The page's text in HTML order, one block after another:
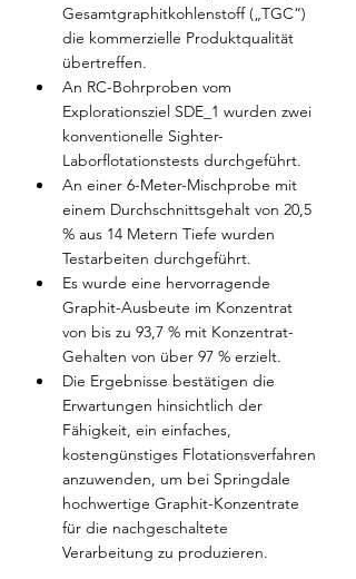
Gesamtgraphitkohlenstoff („TGC“)
die kommerzielle Produktqualität
übertreffen.
An RC-Bohrproben vom
Explorationsziel SDE_1 wurden zwei
konventionelle Sighter-
Laborflotationstests durchgeführt.
An einer 6-Meter-Mischprobe mit
einem Durchschnittsgehalt von 20,5
% aus 14 Metern Tiefe wurden
Testarbeiten durchgeführt.
Es wurde eine hervorragende
Graphit-Ausbeute im Konzentrat
von bis zu 93,7 % mit Konzentrat-
Gehalten von über 97 % erzielt.
Die Ergebnisse bestätigen die
Erwartungen hinsichtlich der
Fähigkeit, ein einfaches,
kostengünstiges Flotationsverfahren
anzuwenden, um bei Springdale
hochwertige Graphit-Konzentrate
für die nachgeschaltete
Verarbeitung zu produzieren.